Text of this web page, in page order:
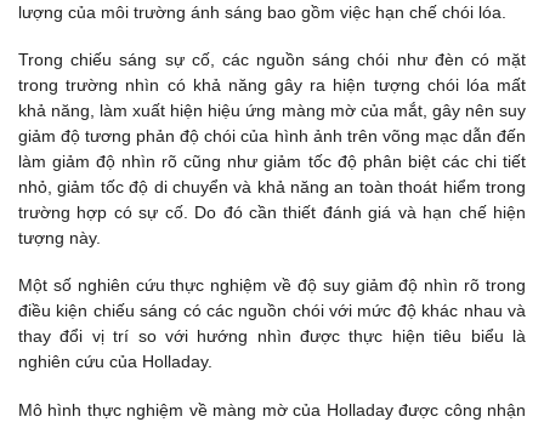
lượng của môi trường ánh sáng bao gồm việc hạn chế chói lóa.
Trong chiếu sáng sự cố, các nguồn sáng chói như đèn có mặt
trong trường nhìn có khả năng gây ra hiện tượng chói lóa mất
khả năng, làm xuất hiện hiệu ứng màng mờ của mắt, gây nên suy
giảm độ tương phản độ chói của hình ảnh trên võng mạc dẫn đến
làm giảm độ nhìn rõ cũng như giảm tốc độ phân biệt các chi tiết
nhỏ, giảm tốc độ di chuyển và khả năng an toàn thoát hiểm trong
trường hợp có sự cố. Do đó cần thiết đánh giá và hạn chế hiện
tượng này.
Một số nghiên cứu thực nghiệm về độ suy giảm độ nhìn rõ trong
điều kiện chiếu sáng có các nguồn chói với mức độ khác nhau và
thay đổi vị trí so với hướng nhìn được thực hiện tiêu biểu là
nghiên cứu của Holladay.
Mô hình thực nghiệm về màng mờ của Holladay được công nhận